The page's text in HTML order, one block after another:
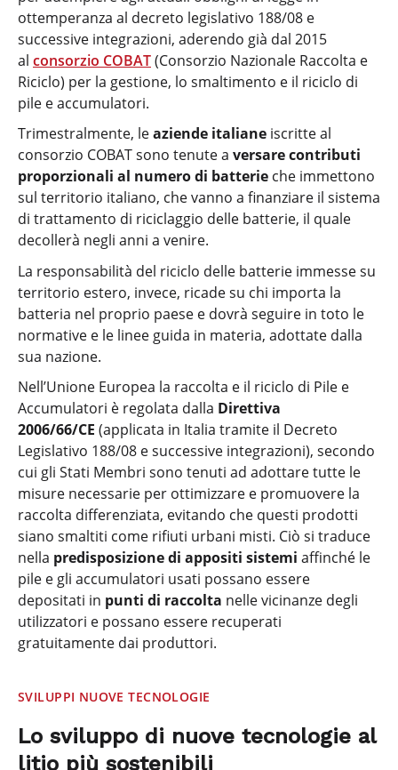
ottemperanza al decreto legislativo 188/08 e
successive integrazioni, aderendo già dal 2015
al consorzio COBAT(Consorzio Nazionale Raccolta e
Riciclo) per la gestione, lo smaltimento e il riciclo di
pile e accumulatori.
Trimestralmente, leaziende italiane iscritte al
consorzio COBAT sono tenute a versare contributi
proporzionali al numero di batterie che immettono
sul territorio italiano, che vanno a finanziare il sistema
di trattamento di riciclaggio delle batterie, il quale
decollerà negli anni a venire.
La responsabilità del riciclo delle batterie immesse su
territorio estero, invece, ricade su chi importa la
batteria nel proprio paese e dovrà seguire in toto le
normative e le linee guida in materia, adottate dalla
sua nazione.
Nell’Unione Europea la raccolta e il riciclo di Pile e
Accumulatori è regolata dalla Direttiva
2006/66/CE (applicata in Italia tramite il Decreto
Legislativo 188/08 e successive integrazioni), secondo
cui gli Stati Membri sono tenuti ad adottare tutte le
misure necessarie per ottimizzare e promuovere la
raccolta differenziata, evitando che questi prodotti
siano smaltiti come rifiuti urbani misti. Ciò si traduce
nella predisposizione di appositi sistemi affinché le
pile e gli accumulatori usati possano essere
depositati in punti di raccolta nelle vicinanze degli
utilizzatori e possano essere recuperati
gratuitamente dai produttori.
SVILUPPI NUOVE TECNOLOGIE
Lo sviluppo di nuove tecnologie al
litio più sostenibili